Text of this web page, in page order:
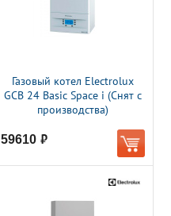
Газовый котел Electrolux
GCB 24 Basic Space i (Снят с
производства)
59610 руб.